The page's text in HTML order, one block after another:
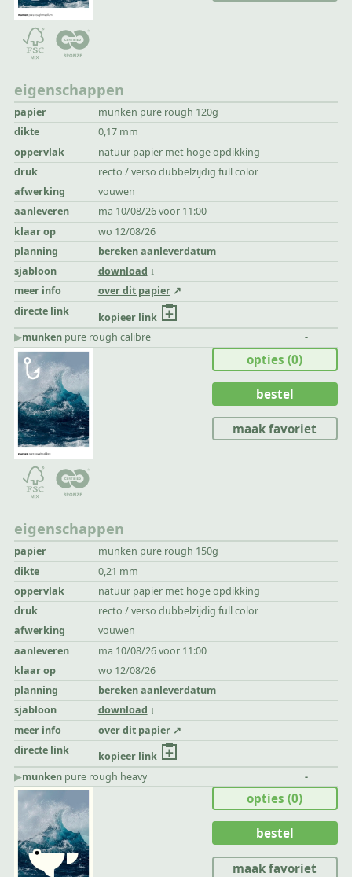
eigenschappen
papier
munken pure rough 120g
dikte
0,17 mm
oppervlak
natuur papier met hoge opdikking
druk
recto / verso dubbelzijdig full color
afwerking
vouwen
aanleveren
ma 10/08/26 voor 11:00
klaar op
wo 12/08/26
planning
bereken aanleverdatum
sjabloon
download
meer info
over dit papier
directe link
kopieer link
▶︎munken pure rough calibre -
eigenschappen
papier
munken pure rough 150g
dikte
0,21 mm
oppervlak
natuur papier met hoge opdikking
druk
recto / verso dubbelzijdig full color
afwerking
vouwen
aanleveren
ma 10/08/26 voor 11:00
klaar op
wo 12/08/26
planning
bereken aanleverdatum
sjabloon
download
meer info
over dit papier
directe link
kopieer link
opties(0)
bestel
maak favoriet
▶︎munken pure rough heavy -
opties(0)
bestel
maak favoriet